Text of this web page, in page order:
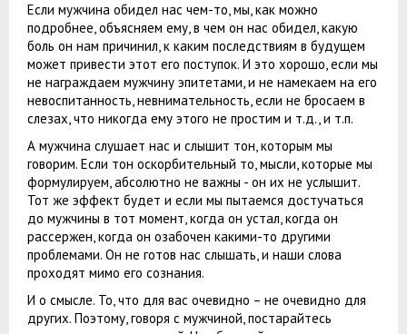
Если мужчина обидел нас чем-то, мы, как можно
подробнее, объясняем ему, в чем он нас обидел, какую
боль он нам причинил, к каким последствиям в будущем
может привести этот его поступок. И это хорошо, если мы
не награждаем мужчину эпитетами, и не намекаем на его
невоспитанность, невнимательность, если не бросаем в
слезах, что никогда ему этого не простим и т.д., и т.п.
А мужчина слушает нас и слышит тон, которым мы
говорим. Если тон оскорбительный то, мысли, которые мы
формулируем, абсолютно не важны - он их не услышит.
Тот же эффект будет и если мы пытаемся достучаться
до мужчины в тот момент, когда он устал, когда он
рассержен, когда он озабочен какими-то другими
проблемами. Он не готов нас слышать, и наши слова
проходят мимо его сознания.
И о смысле. То, что для вас очевидно – не очевидно для
других. Поэтому, говоря с мужчиной, постарайтесь